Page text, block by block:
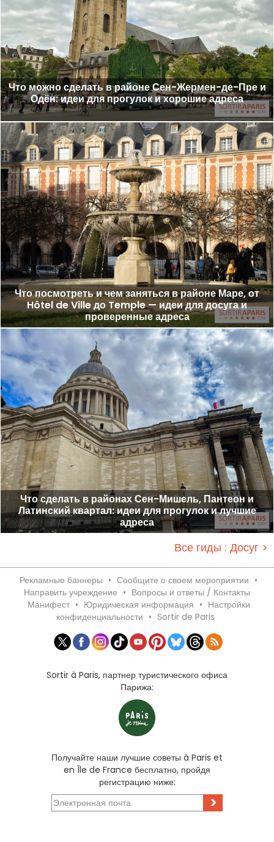
Что можно сделать в районе Сен-Жермен-де-Пре и
Одён: идеи для прогулок и хорошие адреса
Что посмотреть и чем заняться в районе Маре, от
Hôtel de Ville до Temple — идеи для досуга и
проверенные адреса
Что сделать в районах Сен-Мишель, Пантеон и
Латинский квартал: идеи для прогулок и лучшие
адреса
Все гиды : Досуг >
Рекламные баннеры • Сообщите о своем мероприятии •
Направить учреждение • Вопросы и ответы / Контакты
Манифест • Юридическая информация • Настройки
конфиденциальности • Sortir de Paris
Sortir à Paris, партнер туристического офиса
Парижа:
Получайте наши лучшие советы à Paris et
en Île de France бесплатно, пройдя
регистрацию ниже:
>